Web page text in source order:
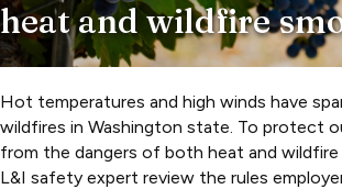
heat and wildfire
Hot temperatures and high winds have
wildfires in Washington state. To protect
from the dangers of both heat and wildfire
L&I safety expert review the rules